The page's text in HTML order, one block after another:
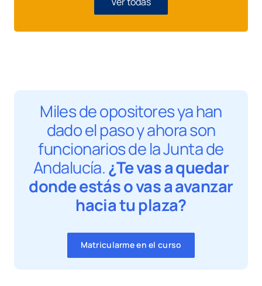
Miles de opositores ya han
dado el paso y ahora son
funcionarios de la Junta de
Andalucía.¿Te vas a quedar
donde estás o vas a avanzar
hacia tu plaza?
Matricularme en el curso